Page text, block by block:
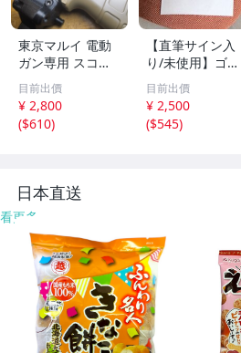
東京マルイ 電動
ガン専用 スコー
ピオン モッド/V
Z.61 ピカティニ
ーリアストックベ
ース
目前出價
¥ 2,800
($610)
【直筆サイン入
り/未使用】ゴル
フ日本シリーズ J
Tカップ 大会CAP
野上貴夫プロ★限
定 CAP キャップ
目前出價
¥ 2,500
($545)
日本直送
看更多